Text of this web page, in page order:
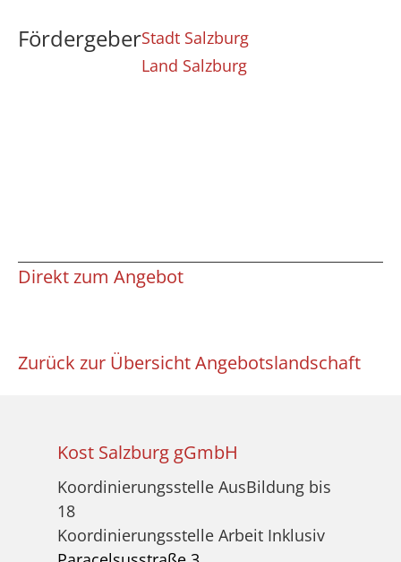
FördergeberStadt Salzburg
Land Salzburg
Direkt zum Angebot
Zurück zur Übersicht Angebotslandschaft
Kost Salzburg gGmbH
Koordinierungsstelle AusBildung bis
18
Koordinierungsstelle Arbeit Inklusiv